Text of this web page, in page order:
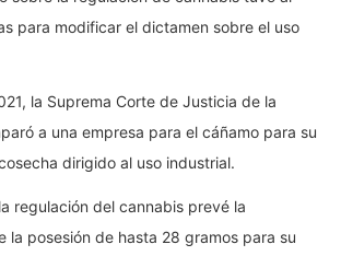
para modificar el dictamen sobre el uso
la Suprema Corte de Justicia de la
a una empresa para el cáñamo para su
dirigido al uso industrial.
regulación del cannabis prevé la
la posesión de hasta 28 gramos para su